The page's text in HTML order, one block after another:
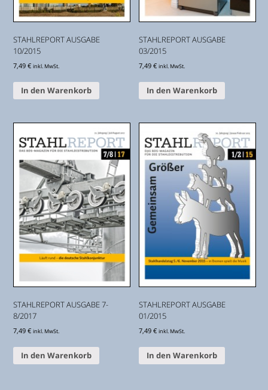
STAHLREPORT AUSGABE
10/2015
7,49€ inkl. MwSt.
In den Warenkorb
STAHLREPORT AUSGABE
03/2015
7,49€ inkl. MwSt.
In den Warenkorb
STAHLREPORT AUSGABE 7-
8/2017
7,49€ inkl. MwSt.
In den Warenkorb
STAHLREPORT AUSGABE
01/2015
7,49€ inkl. MwSt.
In den Warenkorb